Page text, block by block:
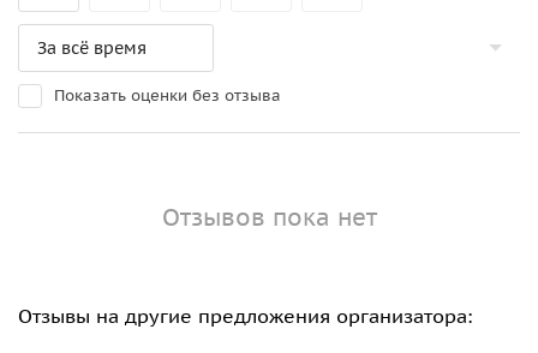
Показать оценки без отзыва
Отзывов пока нет
Отзывы на другие предложения организатора: